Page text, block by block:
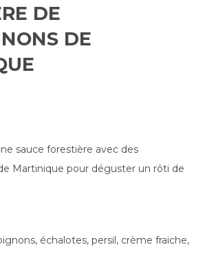
DE
DE
sauce forestière avec des
Martinique pour déguster un rôti de
échalotes, persil, crème fraiche,